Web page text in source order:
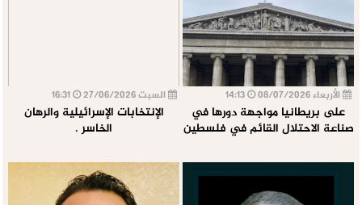
الأربعاء 08/07/2026
على بريطانيا مواجهة دورها في
صناعة الاحتلال القائم في فلسطين
السبت 27/06/2026
الإنتخابات الإسرائيلية والرهان
الخاسر .